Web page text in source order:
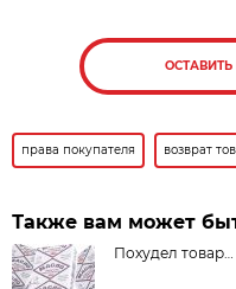
права покупателя возврат
Также вам может
Похудел